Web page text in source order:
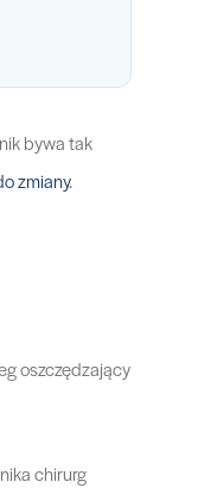
bywa tak
zmiany.
oszczędzający
chirurg